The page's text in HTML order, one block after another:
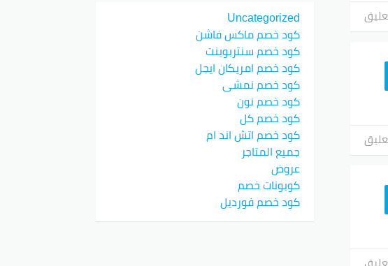
Uncategorized
كود خصم ماكس فاشن
كود خصم سنتربوينت
كود خصم امريكان ايجل
كود خصم نمشي
كود خصم نون
كود خصم كل
كود خصم اتش اند ام
جميع المتاجر
عروض
كوبونات خصم
كود خصم فورديل